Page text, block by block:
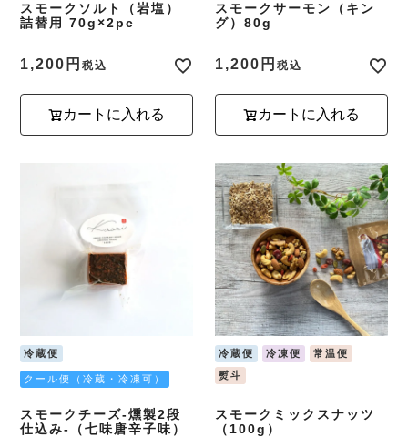
スモークソルト（岩塩）
詰替用 70g×2pc
1,200 税込
カートに入れる
スモークサーモン（キン
グ）80g
1,200 税込
カートに入れる
冷蔵便
クール便（冷蔵・冷凍可）
スモークチーズ-燻製2段
仕込み-（七味唐辛子味）
冷蔵便 冷凍便
常温便
熨斗
スモークミックスナッツ
（100g）